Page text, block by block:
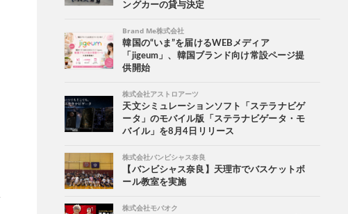
ングカーの貸与決定
Brand Me株式会社
韓国の“いま”を届けるWEBメディア
「jigeum」、韓国ブランド向け常設ページ提
供開始
株式会社アストロアーツ
天文シミュレーションソフト「ステラナビゲ
ータ」のモバイル版「ステラナビゲータ・モ
バイル」を8月4日リリース
株式会社バンビシャス奈良
【バンビシャス奈良】天理市でバスケットボ
ール教室を実施
株式会社モバオク